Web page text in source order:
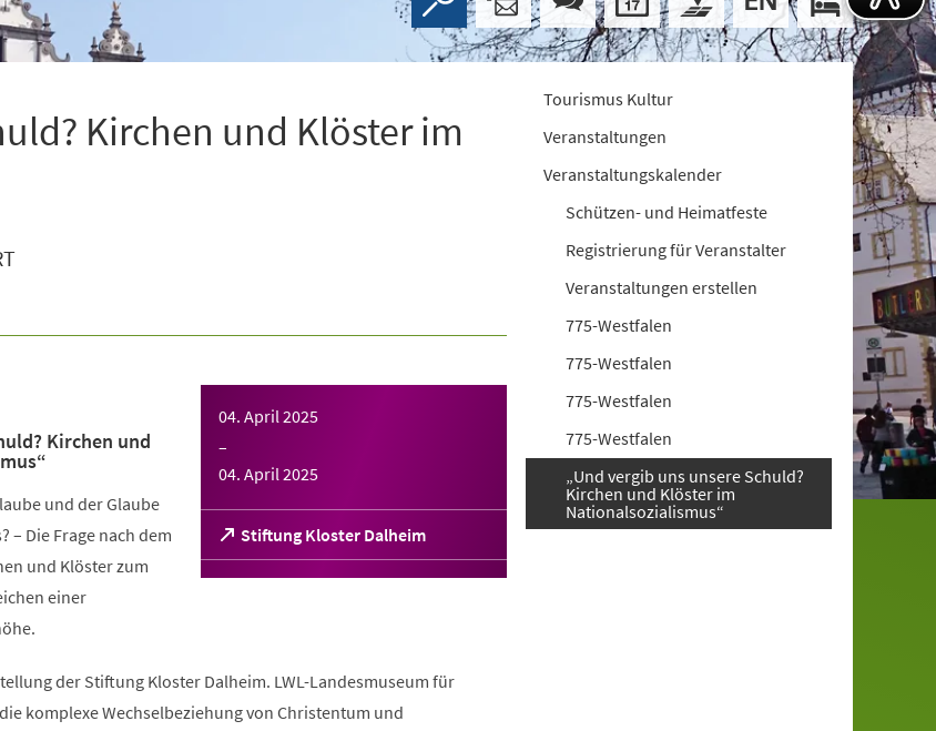
Kirchen und Klöster im
04. April 2025
–
04. April 2025
Stiftung Kloster Dalheim
(Öffnet
in
einem
Kirchen und
und der Glaube
– Die Frage nach dem
und Klöster zum
einer
der Stiftung Kloster Dalheim. LWL-Landesmuseum für
komplexe Wechselbeziehung von Christentum und
Tourismus Kultur
Veranstaltungen
Veranstaltungskalender
Schützen- und Heimatfeste
Registrierung für Veranstalter
Veranstaltungen erstellen
775-Westfalen
775-Westfalen
775-Westfalen
775-Westfalen
„Und vergib uns unsere Schuld?
Kirchen und Klöster im
Nationalsozialismus“